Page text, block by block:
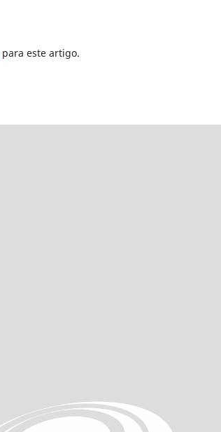
para este artigo.